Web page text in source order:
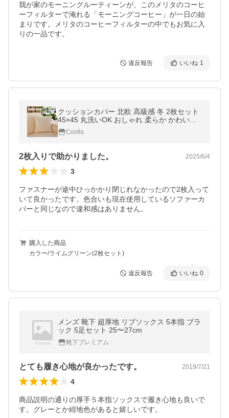
我が家のモーニングルーティーンが、このメリタのコーヒ
ーフィルターで淹れる「モーニングコーヒー」が一日の始
まりです。メリタのコーヒーフィルターの中でもお気に入
りの一品です。
違反報告 いいね 1
クッションカバー 北欧 高級感 冬 2枚セット
45×45 丸洗いOK おしゃれ 柔らか かわいい
汚れ防止 洗える 無地 インテリア 替えカバー
オールシーズン 伸縮性
Confis
2枚入りで助かりました。 2025/6/4
3
ファスナーが途中ひっかかり閉じれなかったので2枚入って
いて良かったです。色合いも現在使用しているソファーカ
バーと同じなので違和感はありません。
購入した商品
カラー/ライムグリーン(2枚セット)
違反報告 いいね 0
メンズ 靴下 超厚地 リブソックス 5本指 ブラ
ック 5足セット 25〜27cm
靴下プレミアム
とても履き心地が良かったです。 2019/7/21
4
商品説明の通りの厚手５本指ソックスで履き心地も良いで
す。グレーとか紺地色があると嬉しいです。